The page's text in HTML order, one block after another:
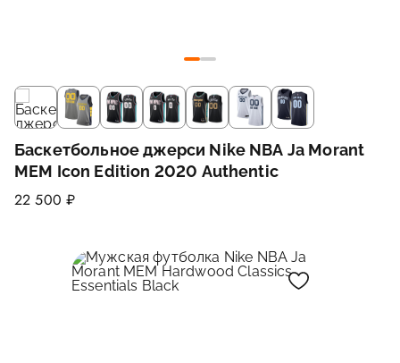
Баскетбольное джерси Nike NBA Ja Morant
MEM Icon Edition 2020 Authentic
22 500 ₽